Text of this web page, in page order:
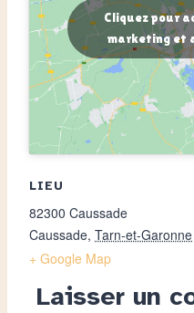
LIEU
82300 Caussade
Caussade, Tarn-et-Garonne
+ Google Map
Cliquez pour
marketing et
Laisser un